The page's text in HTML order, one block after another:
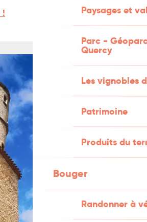
Paysages et
Parc -
Quercy
Les vignobles
Patrimoine
Produits du
Bouger
Randonner à
!